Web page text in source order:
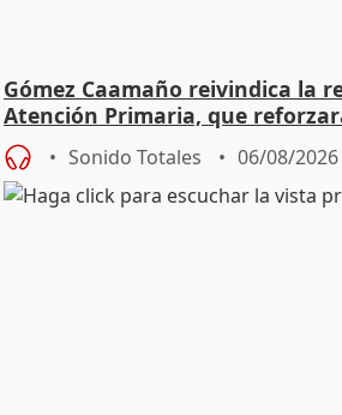
Gómez Caamaño reivindica la
Atención Primaria, que
Sonido Totales 06/08/2026